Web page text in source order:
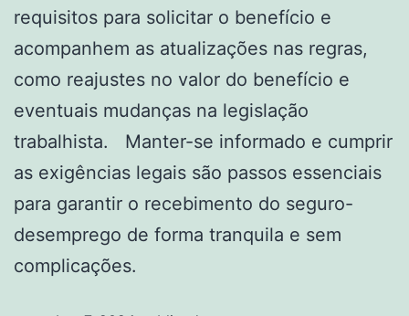
requisitos para solicitar o benefício e
acompanhem as atualizações nas regras,
como reajustes no valor do benefício e
eventuais mudanças na legislação
trabalhista. Manter-se informado e cumprir
as exigências legais são passos essenciais
para garantir o recebimento do seguro-
desemprego de forma tranquila e sem
complicações.